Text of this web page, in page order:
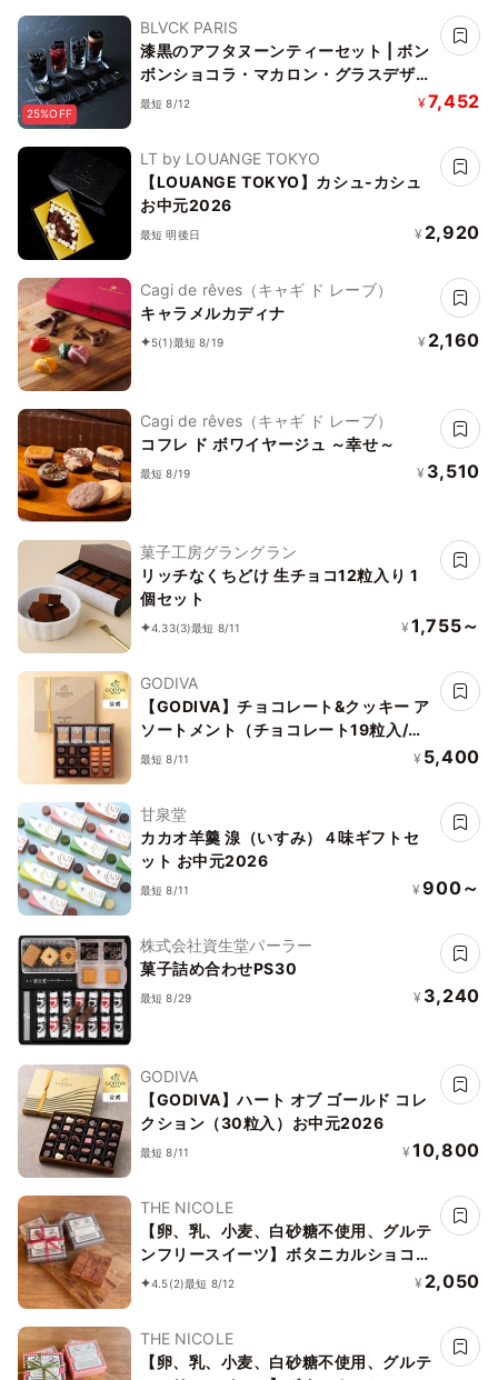
25%OFF
BLVCK PARIS
漆黒のアフタヌーンティーセット | ボン
ボンショコラ・マカロン・グラスデザー
ト
最短 8/12 ¥7,452
LT by LOUANGE TOKYO
【LOUANGE TOKYO】カシュ-カシュ
お中元2026
最短 明後日 ¥ 2,920
Cagi de rêves（キャギ ド レーブ）
キャラメルカディナ
5(1)最短 8/19 ¥ 2,160
Cagi de rêves（キャギ ド レーブ）
コフレ ド ボワイヤージュ ～幸せ～
最短 8/19 ¥ 3,510
菓子工房グラングラン
リッチなくちどけ 生チョコ12粒入り 1
個セット
4.33(3)最短 8/11 ¥ 1,755～
GODIVA
【GODIVA】チョコレート&クッキー ア
ソートメント（チョコレート19粒入/ク
ッキー8枚入）お中元2026
最短 8/11 ¥ 5,400
甘泉堂
カカオ羊羹 湶（いすみ）４味ギフトセ
ット お中元2026
最短 8/11 ¥ 900～
株式会社資生堂パーラー
菓子詰め合わせPS30
最短 8/29 ¥ 3,240
GODIVA
【GODIVA】ハート オブ ゴールド コレ
クション（30粒入）お中元2026
最短 8/11 ¥ 10,800
THE NICOLE
【卵、乳、小麦、白砂糖不使用、グルテ
ンフリースイーツ】ボタニカルショコラ
京豆腐生チョコ 《ヴィーガンスイー
4.5(2)最短 8/12 ¥ 2,050
THE NICOLE
【卵、乳、小麦、白砂糖不使用、グルテ